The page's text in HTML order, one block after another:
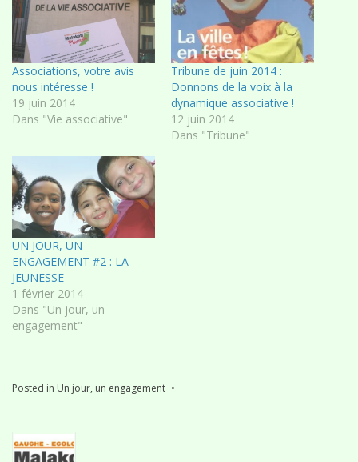
Associations, votre avis
nous intéresse !
19 juin 2014
Dans "Vie associative"
Tribune de juin 2014 :
Donnons de la voix à la
dynamique associative !
12 juin 2014
Dans "Tribune"
UN JOUR, UN
ENGAGEMENT #2 : LA
JEUNESSE
1 février 2014
Dans "Un jour, un
engagement"
Posted in Un jour, un engagement